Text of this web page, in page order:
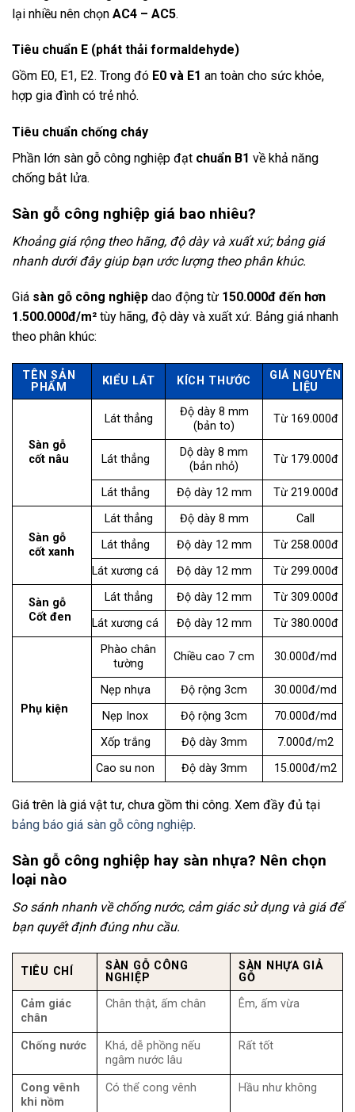
lại nhiều nên chọn AC4 – AC5.
Tiêu chuẩn E (phát thải formaldehyde)
Gồm E0, E1, E2. Trong đó E0 và E1 an toàn cho sức khỏe,
hợp gia đình có trẻ nhỏ.
Tiêu chuẩn chống cháy
Phần lớn sàn gỗ công nghiệp đạt chuẩn B1 về khả năng
chống bắt lửa.
Sàn gỗ công nghiệp giá bao nhiêu?
Khoảng giá rộng theo hãng, độ dày và xuất xứ; bảng giá
nhanh dưới đây giúp bạn ước lượng theo phân khúc.
Giá sàn gỗ công nghiệp dao động từ 150.000đ đến hơn
1.500.000đ/m² tùy hãng, độ dày và xuất xứ. Bảng giá nhanh
theo phân khúc:
TÊN SẢN
PHẨM
KIỂU LÁT KÍCH THƯỚC
GIÁ NGUYÊN
LIỆU
Sàn gỗ
cốt nâu
Lát thẳng
Độ dày 8 mm
(bản to)
Từ 169.000đ
Lát thẳng
Dộ dày 8 mm
(bản nhỏ)
Từ 179.000đ
Lát thẳng Độ dày 12 mm Từ 219.000đ
Sàn gỗ
cốt xanh
Lát thẳng Độ dày 8 mm
Call
Lát thẳng
Độ dày 12 mm
Từ 258.000đ
Lát xương cá
Độ dày 12 mm Từ 299.000đ
Sàn gỗ
Cốt đen
Lát thẳng Độ dày 12 mm
Từ 309.000đ
Lát xương cá
Độ dày 12 mm Từ 380.000đ
Phụ kiện
Phào chân
tường
Chiều cao 7 cm 30.000đ/md
Nẹp nhựa Độ rộng 3cm
30.000đ/md
Nẹp Inox
Độ rộng 3cm
70.000đ/md
Xốp trắng
Độ dày 3mm
7.000đ/m2
Cao su non
Độ dày 3mm 15.000đ/m2
Giá trên là giá vật tư, chưa gồm thi công. Xem đầy đủ tại
bảng báo giá sàn gỗ công nghiệp.
Sàn gỗ công nghiệp hay sàn nhựa? Nên chọn
loại nào
So sánh nhanh về chống nước, cảm giác sử dụng và giá để
bạn quyết định đúng nhu cầu.
TIÊU CHÍ
SÀN GỖ CÔNG
NGHIỆP
SÀN NHỰA GIẢ
GỖ
Cảm giác
chân
Chân thật, ấm chân Êm, ấm vừa
Chống nước
Khá, dễ phồng nếu
ngâm nước lâu
Rất tốt
Cong vênh
khi nồm
Có thể cong vênh Hầu như không